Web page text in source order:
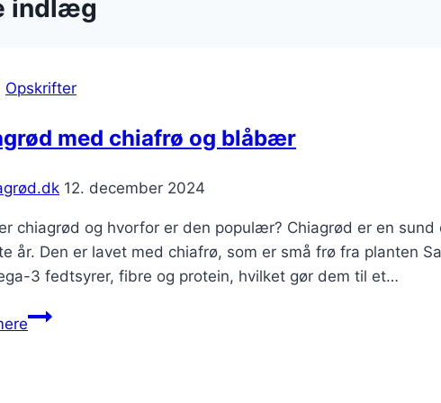
indlæg
Opskrifter
med chiafrø og blåbær
12. december 2024
chiagrød og hvorfor er den populær? Chiagrød er en
år. Den er lavet med chiafrø, som er små frø fra planten
3 fedtsyrer, fibre og protein, hvilket gør dem til et…
Chiagrød